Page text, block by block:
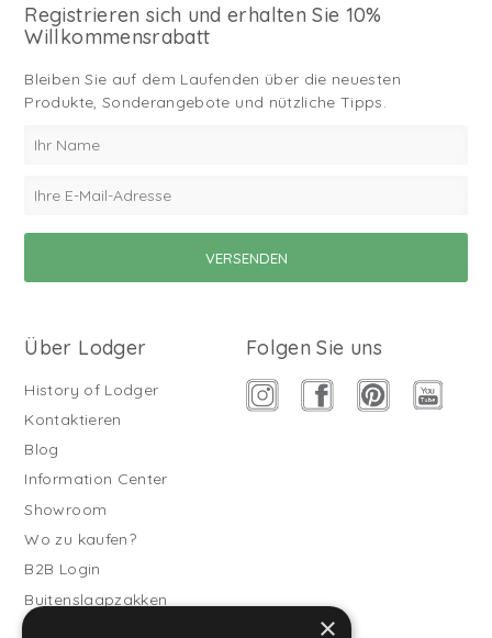
Registrieren sich und erhalten Sie 10%
Willkommensrabatt
Bleiben Sie auf dem Laufenden über die neuesten
Produkte, Sonderangebote und nützliche Tipps.
Über Lodger
History of Lodger
Kontaktieren
Blog
Information Center
Showroom
Wo zu kaufen?
B2B Login
Buitenslaapzakken
Folgen Sie uns
×